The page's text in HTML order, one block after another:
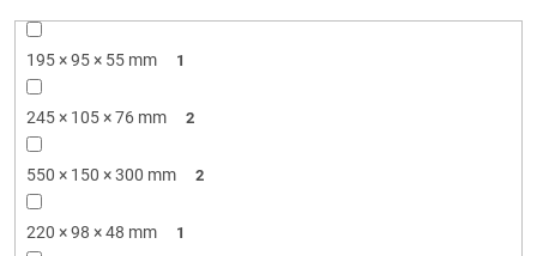
195 × 95 × 55 mm 1
245 × 105 × 76 mm 2
550 × 150 × 300 mm 2
220 × 98 × 48 mm 1